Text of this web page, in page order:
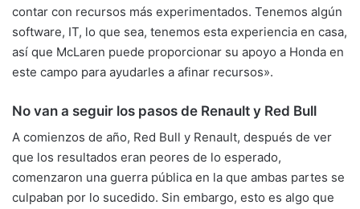
contar con recursos más experimentados. Tenemos algún
software, IT, lo que sea, tenemos esta experiencia en casa,
así que McLaren puede proporcionar su apoyo a Honda en
este campo para ayudarles a afinar recursos».
No van a seguir los pasos de Renault y Red Bull
A comienzos de año, Red Bull y Renault, después de ver
que los resultados eran peores de lo esperado,
comenzaron una guerra pública en la que ambas partes se
culpaban por lo sucedido. Sin embargo, esto es algo que